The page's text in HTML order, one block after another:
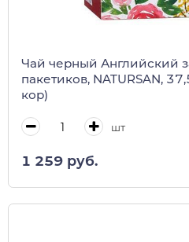
Чай черный Английский
пакетиков, NATURSAN,
кор)
шт
1 259 руб.